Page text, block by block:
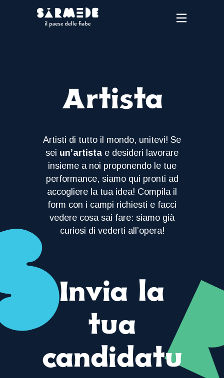
Artista
Artisti di tutto il mondo, unitevi! Se
sei un’artista e desideri lavorare
insieme a noi proponendo le tue
performance, siamo qui pronti ad
accogliere la tua idea! Compila il
form con i campi richiesti e facci
vedere cosa sai fare: siamo già
curiosi di vederti all’opera!
Invia la
tua
candidatu